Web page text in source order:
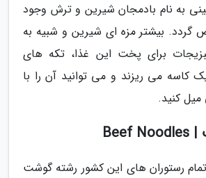
به نام بادمجان شیرین و ترش وجود
گردد. بیشتر مزه ای شیرین و شبیه به
برای پخت این غذا، تکه های
کاسه می ریزند و می توانید آن را با
کنید.
رستوران های این کشور رشته گوشت